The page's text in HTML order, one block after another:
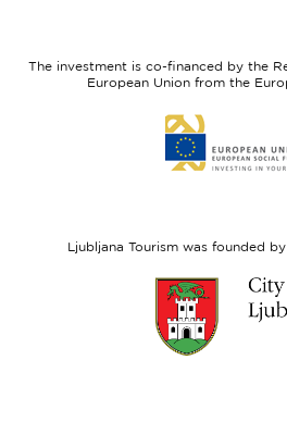
The investment is co-financed by the
European Union from the
to
Ljubljana Tourism was founded